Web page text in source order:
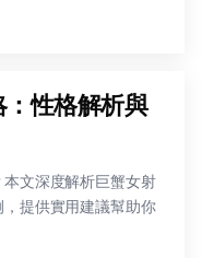
性格解析與
文深度解析巨蟹女射
提供實用建議幫助你